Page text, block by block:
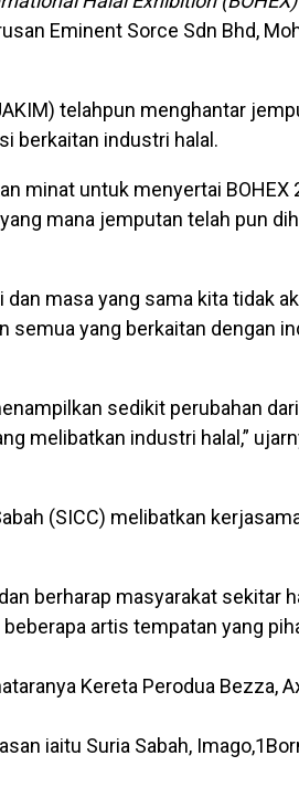
Eminent Sorce Sdn Bhd,
telahpun menghantar
berkaitan industri halal.
minat untuk menyertai BOHEX
mana jemputan telah pun
masa yang sama kita tidak
semua yang berkaitan dengan
sedikit perubahan
melibatkan industri halal,”
(SICC) melibatkan
berharap masyarakat sekitar
artis tempatan yang
Kereta Perodua Bezza,
iaitu Suria Sabah,